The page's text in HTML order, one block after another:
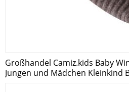
Großhandel Camiz.kids Baby
Jungen und Mädchen Kleinkind